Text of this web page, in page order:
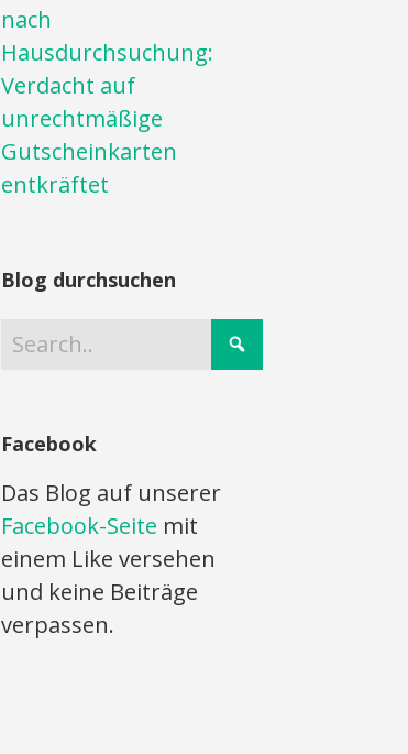
nach
Hausdurchsuchung:
Verdacht auf
unrechtmäßige
Gutscheinkarten
entkräftet
Blog durchsuchen
Facebook
Das Blog auf unserer
Facebook-Seite mit
einem Like versehen
und keine Beiträge
verpassen.